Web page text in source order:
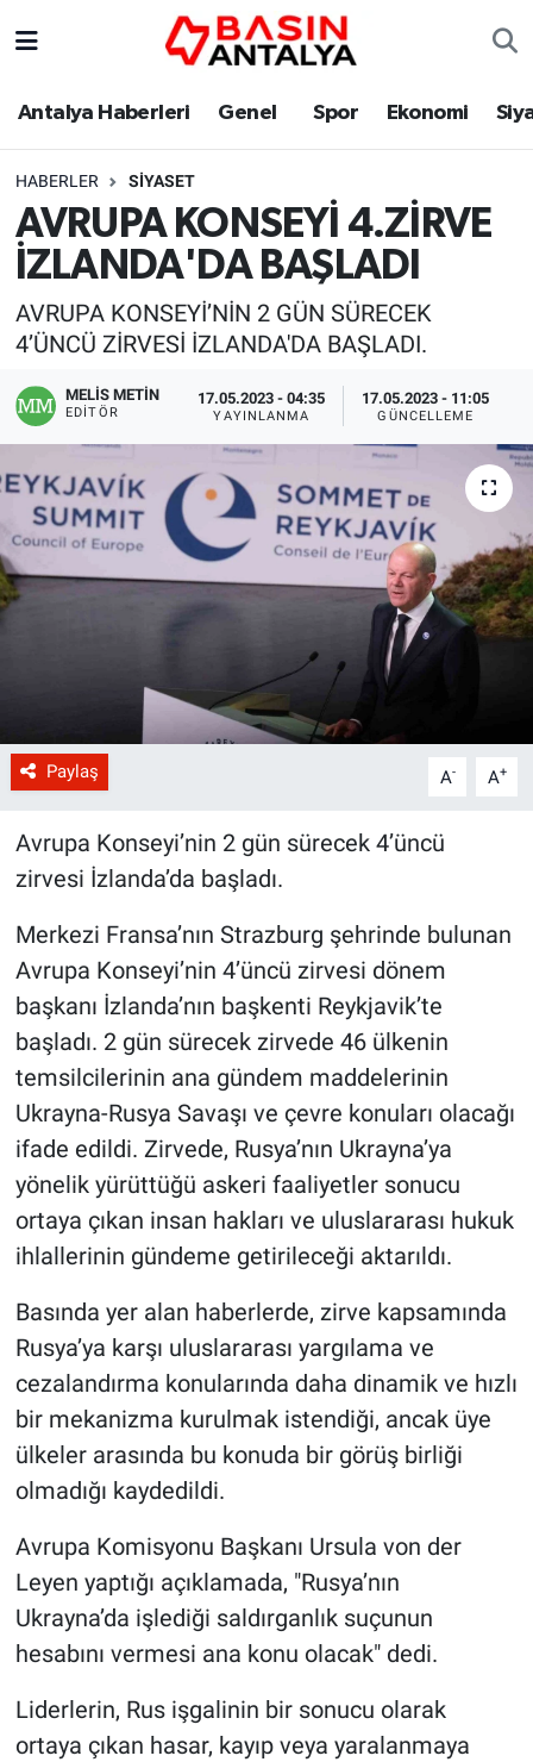
Antalya Haberleri Genel Spor Ekonomi
HABERLER SIYASET
AVRUPA KONSEYİ 4.ZİRVE
İZLANDA'DA BAŞLADI
AVRUPA KONSEYİ’NİN 2 GÜN SÜRECEK
4’ÜNCÜ ZİRVESİ İZLANDA'DA BAŞLADI.
MELİS METİN
EDITÖR
17.05.2023 - 04:35
YAYINLANMA
17.05.2023 - 11:05
GÜNCELLEME
Paylaş A- A+
Avrupa Konseyi’nin 2 gün sürecek 4’üncü
zirvesi İzlanda’da başladı.
Merkezi Fransa’nın Strazburg şehrinde bulunan
Avrupa Konseyi’nin 4’üncü zirvesi dönem
başkanı İzlanda’nın başkenti Reykjavik’te
başladı. 2 gün sürecek zirvede 46 ülkenin
temsilcilerinin ana gündem maddelerinin
Ukrayna-Rusya Savaşı ve çevre konuları olacağı
ifade edildi. Zirvede, Rusya’nın Ukrayna’ya
yönelik yürüttüğü askeri faaliyetler sonucu
ortaya çıkan insan hakları ve uluslararası hukuk
ihlallerinin gündeme getirileceği aktarıldı.
Basında yer alan haberlerde, zirve kapsamında
Rusya’ya karşı uluslararası yargılama ve
cezalandırma konularında daha dinamik ve hızlı
bir mekanizma kurulmak istendiği, ancak üye
ülkeler arasında bu konuda bir görüş birliği
olmadığı kaydedildi.
Avrupa Komisyonu Başkanı Ursula von der
Leyen yaptığı açıklamada, "Rusya’nın
Ukrayna’da işlediği saldırganlık suçunun
hesabını vermesi ana konu olacak" dedi.
Liderlerin, Rus işgalinin bir sonucu olarak
ortaya çıkan hasar, kayıp veya yaralanmaya